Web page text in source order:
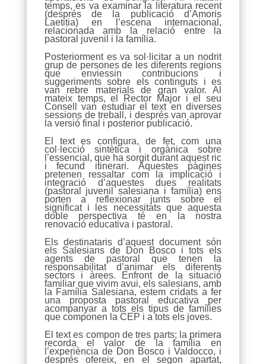
temps, es va examinar la literatura recent
(després de la publicació d’Amoris
Laetitia) en l’escena internacional,
relacionada amb la relació entre la
pastoral juvenil i la família.
Posteriorment es va sol·licitar a un nodrit
grup de persones de les diferents regions
que enviessin contribucions i
suggeriments sobre els continguts i es
van rebre materials de gran valor. Al
mateix temps, el Rector Major i el seu
Consell van estudiar el text en diverses
sessions de treball, i després van aprovar
la versió final i posterior publicació.
El text es configura, de fet, com una
col·lecció sintètica i orgànica sobre
l’essencial, que ha sorgit durant aquest ric
i fecund itinerari. Aquestes pàgines
pretenen ressaltar com la implicació i
integració d’aquestes dues realitats
(pastoral juvenil salesiana i família) ens
porten a reflexionar junts sobre el
significat i les necessitats que aquesta
doble perspectiva té en la nostra
renovació educativa i pastoral.
Els destinataris d’aquest document són
els Salesians de Don Bosco i tots els
agents de pastoral que tenen la
responsabilitat d’animar els diferents
sectors i àrees. Enfront de la situació
familiar que vivim avui, els salesians, amb
la Família Salesiana, estem cridats a fer
una proposta pastoral educativa per
acompanyar a tots els tipus de famílies
que componen la CEP i a tots els joves.
El text es compon de tres parts; la primera
recorda el valor de la família en
l’experiència de Don Bosco i Valdocco, i
després ofereix, en el segon apartat,